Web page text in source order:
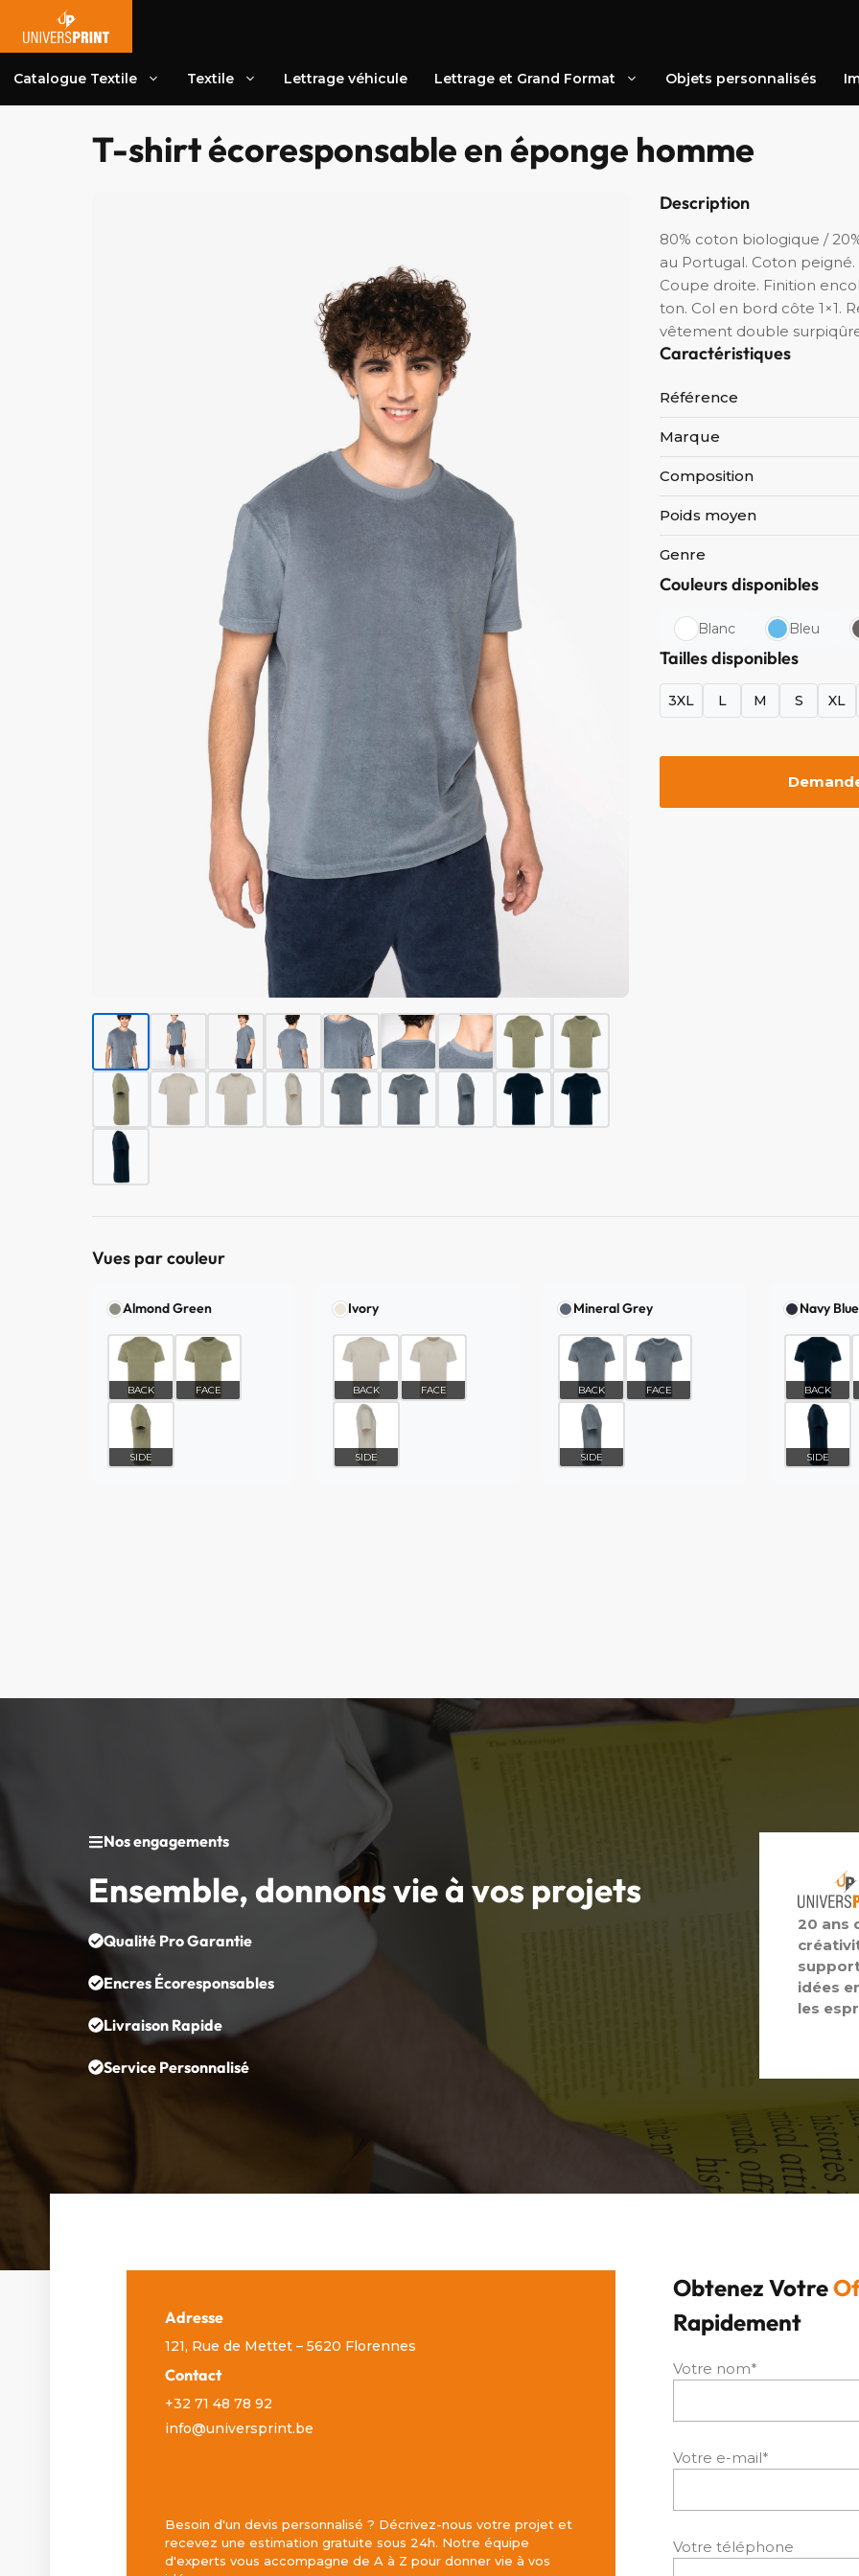
contenu
Catalogue Textile Textile Lettrage véhicule Lettrage et Grand Format Objets personnalisés
T-shirt écoresponsable en éponge homme
Description
80% coton biologique /
au Portugal. Coton
Coupe droite. Finition
ton. Col en bord côte 1×1.
vêtement double
Caractéristiques
Référence
Marque
Composition
Poids moyen
Genre
Couleurs disponibles
Blanc Bleu
Tailles disponibles
3XL L M S XL
Vues par couleur
Almond Green
BACK FACE
SIDE
Ivory
BACK FACE
SIDE
Mineral Grey
BACK FACE
SIDE
Navy Blue
BACK
SIDE
Nos engagements
Ensemble, donnons vie à vosprojets
Qualité Pro Garantie
Encres Écoresponsables
Livraison Rapide
Service Personnalisé
20 ans
idées
les
Adresse
121, Rue de Mettet – 5620 Florennes
Contact
+32 71 48 78 92
info@universprint.be
Besoin d'un devis personnalisé ? Décrivez-nous votre projet et
recevez une estimation gratuite sous 24h. Notre équipe
d'experts vous accompagne de A à Z pour donner vie à vos
Obtenez Votre
Rapidement
Votre nom*
Votre e-mail*
Votre téléphone